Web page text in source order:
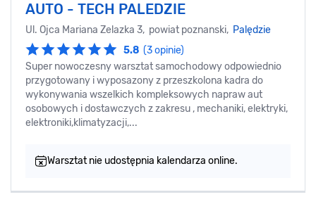
AUTO - TECH PALEDZIE
Ul. Ojca Mariana Zelazka 3, powiat poznanski, Palędzie
5.8 (3 opinie)
Super nowoczesny warsztat samochodowy odpowiednio
przygotowany i wyposazony z przeszkolona kadra do
wykonywania wszelkich kompleksowych napraw aut
osobowych i dostawczych z zakresu , mechaniki, elektryki,
elektroniki,klimatyzacji,...
Warsztat nie udostępnia kalendarza online.